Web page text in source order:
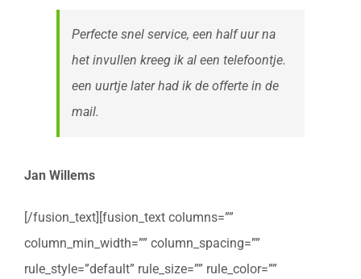
Perfecte snel service, een half uur na
het invullen kreeg ik al een telefoontje.
een uurtje later had ik de offerte in de
mail.
Jan Willems
[/fusion_text][fusion_text columns=””
column_min_width=”” column_spacing=””
rule_style=”default” rule_size=”” rule_color=””